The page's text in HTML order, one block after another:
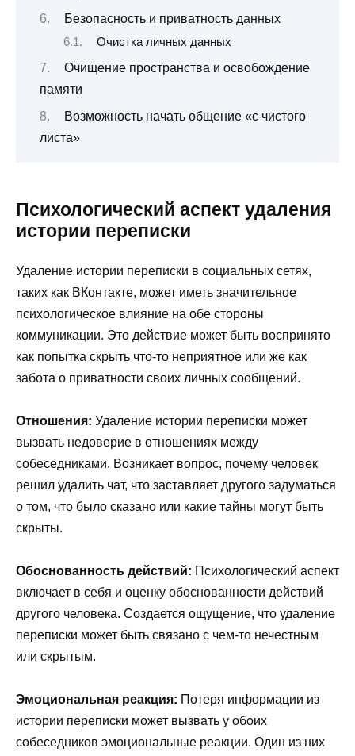
Безопасность и приватность данных
Очистка личных данных
Очищение пространства и освобождение
памяти
Возможность начать общение «с чистого
листа»
Психологический аспект удаления
истории переписки
Удаление истории переписки в социальных сетях,
таких как ВКонтакте, может иметь значительное
психологическое влияние на обе стороны
коммуникации. Это действие может быть воспринято
как попытка скрыть что-то неприятное или же как
забота о приватности своих личных сообщений.
Отношения: Удаление истории переписки может
вызвать недоверие в отношениях между
собеседниками. Возникает вопрос, почему человек
решил удалить чат, что заставляет другого задуматься
о том, что было сказано или какие тайны могут быть
скрыты.
Обоснованность действий: Психологический аспект
включает в себя и оценку обоснованности действий
другого человека. Создается ощущение, что удаление
переписки может быть связано с чем-то нечестным
или скрытым.
Эмоциональная реакция: Потеря информации из
истории переписки может вызвать у обоих
собеседников эмоциональные реакции. Один из них